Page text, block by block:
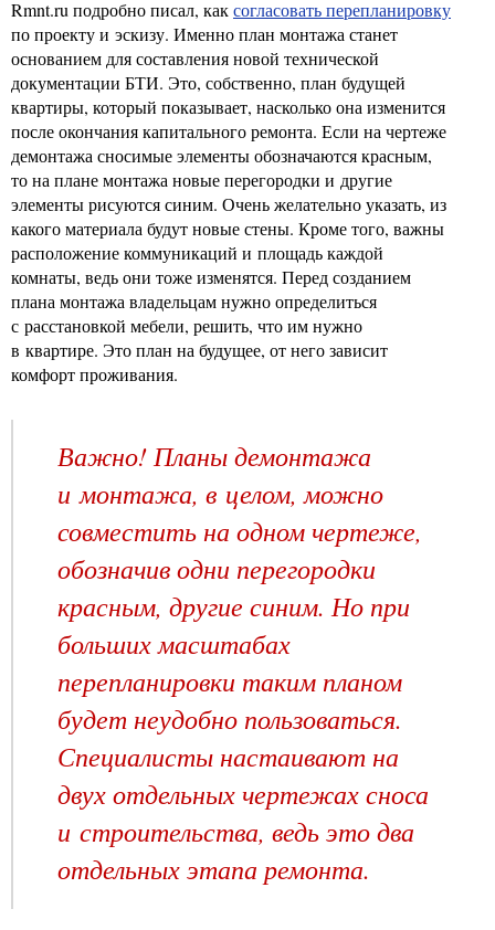
Rmnt.ru подробно писал, каксогласовать перепланировку
по проекту и эскизу. Именно план монтажа станет
основанием для составления новой технической
документации БТИ. Это, собственно, план будущей
квартиры, который показывает, насколько она изменится
после окончания капитального ремонта. Если на чертеже
демонтажа сносимые элементы обозначаются красным,
то на плане монтажа новые перегородки и другие
элементы рисуются синим. Очень желательно указать, из
какого материала будут новые стены. Кроме того, важны
расположение коммуникаций и площадь каждой
комнаты, ведь они тоже изменятся. Перед созданием
плана монтажа владельцам нужно определиться
с расстановкой мебели, решить, что им нужно
в квартире. Это план на будущее, от него зависит
комфорт проживания.
Важно! Планы демонтажа
и монтажа, в целом, можно
совместить на одном чертеже,
обозначив одни перегородки
красным, другие синим. Но при
больших масштабах
перепланировки таким планом
будет неудобно пользоваться.
Специалисты настаивают на
двух отдельных чертежах сноса
и строительства, ведь это два
отдельных этапа ремонта.